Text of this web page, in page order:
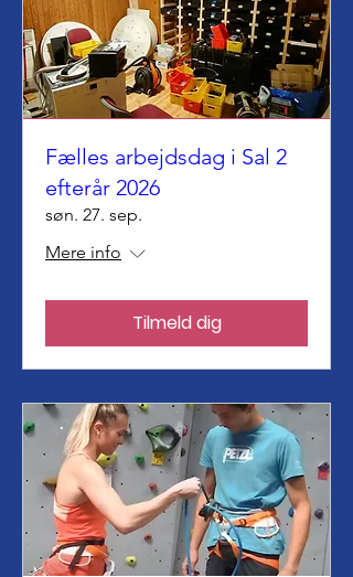
Fælles arbejdsdag i Sal 2
efterår 2026
søn. 27. sep.
Mere info
Tilmeld dig